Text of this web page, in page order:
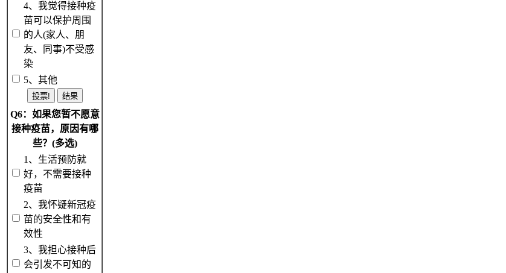
4、我觉得接种疫
苗可以保护周围
的人(家人、朋
友、同事)不受感
染
5、其他
Q6：如果您暂不愿意
接种疫苗，原因有哪
些？(多选)
1、生活预防就
好，不需要接种
疫苗
2、我怀疑新冠疫
苗的安全性和有
效性
3、我担心接种后
会引发不可知的